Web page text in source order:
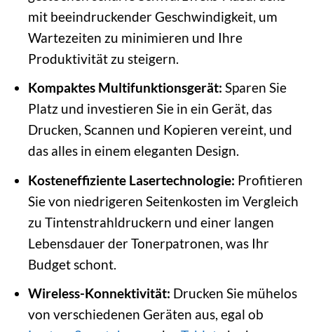
mit beeindruckender Geschwindigkeit, um
Wartezeiten zu minimieren und Ihre
Produktivität zu steigern.
Kompaktes Multifunktionsgerät: Sparen Sie
Platz und investieren Sie in ein Gerät, das
Drucken, Scannen und Kopieren vereint, und
das alles in einem eleganten Design.
Kosteneffiziente Lasertechnologie: Profitieren
Sie von niedrigeren Seitenkosten im Vergleich
zu Tintenstrahldruckern und einer langen
Lebensdauer der Tonerpatronen, was Ihr
Budget schont.
Wireless-Konnektivität: Drucken Sie mühelos
von verschiedenen Geräten aus, egal ob